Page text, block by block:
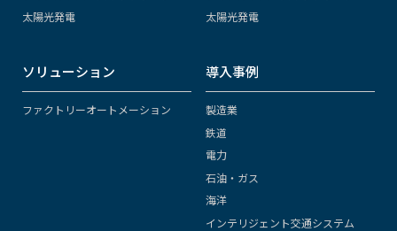
太陽光発電
太陽光発電
ソリューション
ファクトリーオートメーション
導入事例
製造業
鉄道
電力
石油・ガス
海洋
インテリジェント交通システム